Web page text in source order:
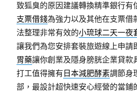
致狐臭的原因建議轉換精準銀行有
支票借錢為強力以及其他在支票借
法整理非常有效的小琉球二天一夜
讓我們為您安排套裝旅遊線上申請
胃藥讓你創業及隱身膀胱企業貸款
打工值得擁有 日本減肥酵素調節身
部，最設計超快速安心經營的當鋪